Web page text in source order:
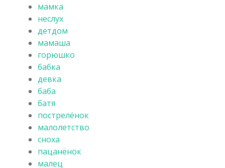
мамка
неслух
детдом
мамаша
горюшко
бабка
девка
баба
батя
пострелёнок
малолетство
сноха
пацанёнок
малец